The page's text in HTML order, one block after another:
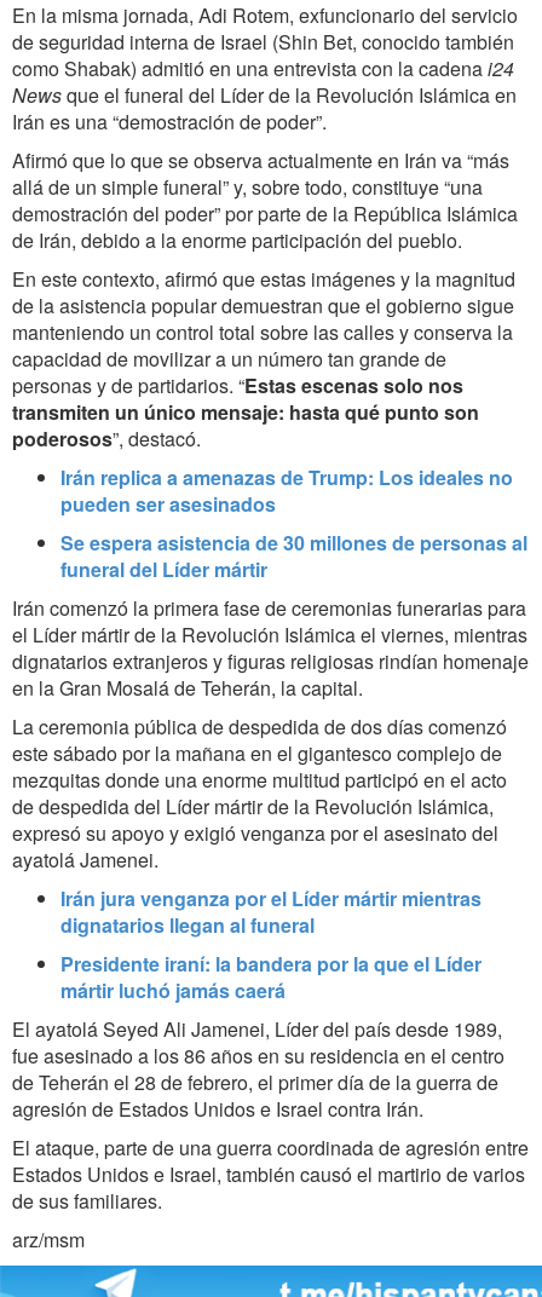
En la misma jornada, Adi Rotem, exfuncionario del servicio
de seguridad interna de Israel (Shin Bet, conocido también
como Shabak) admitió en una entrevista con la cadenai24
Newsque el funeral del Líder de la Revolución Islámica en
Irán es una “demostración de poder”.
Afirmó que lo que se observa actualmente en Irán va “más
allá de un simple funeral” y, sobre todo, constituye “una
demostración del poder” por parte de la República Islámica
de Irán, debido a la enorme participación del pueblo.
En este contexto, afirmó que estas imágenes y la magnitud
de la asistencia popular demuestran que el gobierno sigue
manteniendo un control total sobre las calles y conserva la
capacidad de movilizar a un número tan grande de
personas y de partidarios. “Estas escenas solo nos
transmiten un único mensaje: hasta qué punto son
poderosos”, destacó.
Irán replica a amenazas de Trump: Los ideales no
pueden ser asesinados
Se espera asistencia de 30 millones de personas al
funeral del Líder mártir
Irán comenzó la primera fase de ceremonias funerarias para
el Líder mártir de la Revolución Islámica el viernes, mientras
dignatarios extranjeros y figuras religiosas rindían homenaje
en la Gran Mosalá de Teherán, la capital.
La ceremonia pública de despedida de dos días comenzó
este sábado por la mañana en el gigantesco complejo de
mezquitasdonde una enorme multitud participó en el acto
de despedida del Líder mártir de la Revolución Islámica,
expresó su apoyo y exigió venganza por el asesinato del
ayatolá Jamenei.
Irán jura venganza por el Líder mártir mientras
dignatarios llegan al funeral
Presidente iraní: la bandera por la que el Líder
mártir luchó jamás caerá
El ayatolá Seyed Ali Jamenei, Líder del país desde 1989,
fue asesinado a los 86 años en su residencia en el centro
de Teherán el 28 de febrero, el primer día de la guerra de
agresión de Estados Unidos e Israel contra Irán.
El ataque, parte de una guerra coordinada de agresión entre
Estados Unidos e Israel, también causó el martirio de varios
de sus familiares.
arz/msm